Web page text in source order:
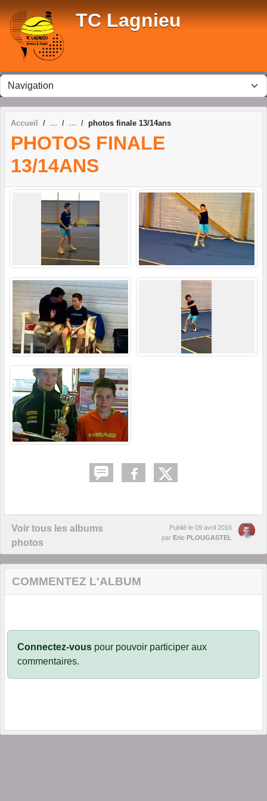
TC Lagnieu
Accueil photos finale 13/14ans
PHOTOS FINALE
13/14ANS
Voir tous les albums
photos
Publié le 09 avril 2016
par Eric PLOUGASTEL
COMMENTEZ L'ALBUM
Connectez-vous pour pouvoir participer aux
commentaires.